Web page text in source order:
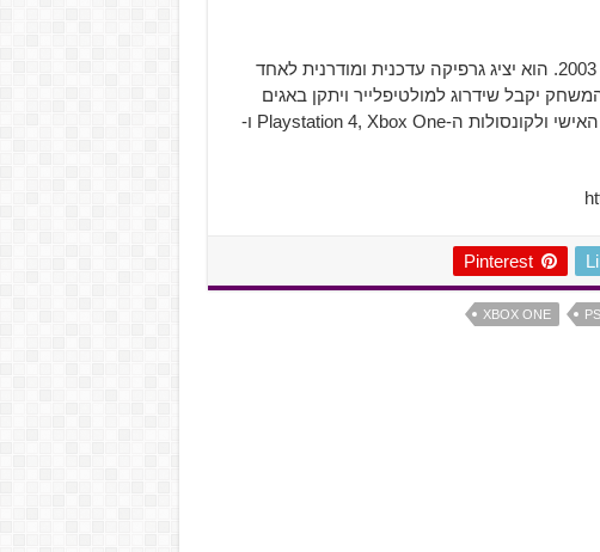
המשחק, כאמור, הוא חידוש למשחק המקורי משנת 2003. הוא יציג גרפיקה עדכנית ומודרנית לאחד
יקבל שידרוג למולטיפלייר ויתקן באגים
שהיו במשחק המקורי. המשחק צפוי לצאת למחשב האישי ולקונסולות ה-Playstation 4, Xbox One ו-
Pinterest
XBOX ONE